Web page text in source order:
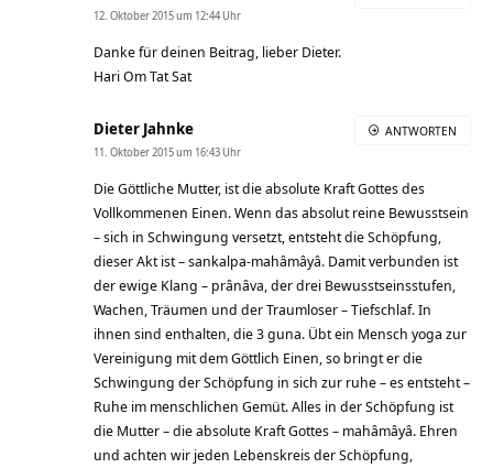
12. Oktober 2015 um 12:44 Uhr
Danke für deinen Beitrag, lieber Dieter.
Hari Om Tat Sat
Dieter Jahnke
11. Oktober 2015 um 16:43 Uhr
Die Göttliche Mutter, ist die absolute Kraft Gottes des
Vollkommenen Einen. Wenn das absolut reine Bewusstsein
– sich in Schwingung versetzt, entsteht die Schöpfung,
dieser Akt ist – sankalpa-mahâmâyâ. Damit verbunden ist
der ewige Klang – prânâva, der drei Bewusstseinsstufen,
Wachen, Träumen und der Traumloser – Tiefschlaf. In
ihnen sind enthalten, die 3 guna. Übt ein Mensch yoga zur
Vereinigung mit dem Göttlich Einen, so bringt er die
Schwingung der Schöpfung in sich zur ruhe – es entsteht –
Ruhe im menschlichen Gemüt. Alles in der Schöpfung ist
die Mutter – die absolute Kraft Gottes – mahâmâyâ. Ehren
und achten wir jeden Lebenskreis der Schöpfung,
ANTWORTEN